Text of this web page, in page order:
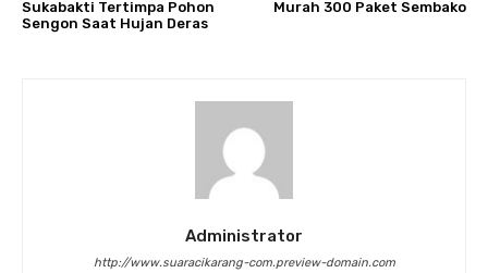
Sukabakti Tertimpa Pohon
Sengon Saat Hujan Deras
Murah 300 Paket Sembako
Administrator
http://www.suaracikarang-com.preview-domain.com